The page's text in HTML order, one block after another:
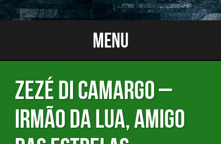
Menu
Zezé Di Camargo –
Irmão da lua, amigo